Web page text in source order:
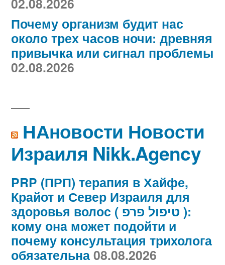
Почему организм будит нас
около трех часов ночи: древняя
привычка или сигнал проблемы
02.08.2026
НАновости Новости
Израиля Nikk.Agency
PRP (ПРП) терапия в Хайфе,
Крайот и Север Израиля для
здоровья волос ( טיפול פרפ ):
кому она может подойти и
почему консультация трихолога
обязательна08.08.2026